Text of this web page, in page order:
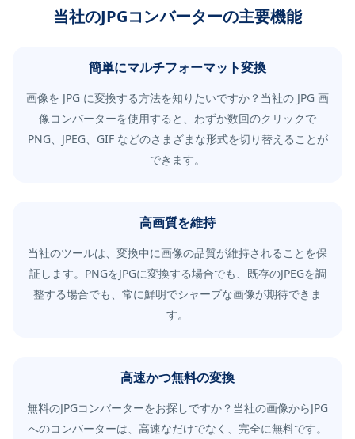
当社のJPGコンバーターの主要機能
簡単にマルチフォーマット変換
画像を JPG に変換する方法を知りたいですか？当社の JPG 画
像コンバーターを使用すると、わずか数回のクリックで
PNG、JPEG、GIF などのさまざまな形式を切り替えることが
できます。
高画質を維持
当社のツールは、変換中に画像の品質が維持されることを保
証します。PNGをJPGに変換する場合でも、既存のJPEGを調
整する場合でも、常に鮮明でシャープな画像が期待できま
す。
高速かつ無料の変換
無料のJPGコンバーターをお探しですか？当社の画像からJPG
へのコンバーターは、高速なだけでなく、完全に無料です。